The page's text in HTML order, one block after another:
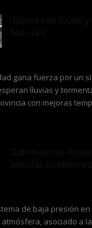
gana fuerza por un
lluvias y
con mejoras
de baja presión
asociado a